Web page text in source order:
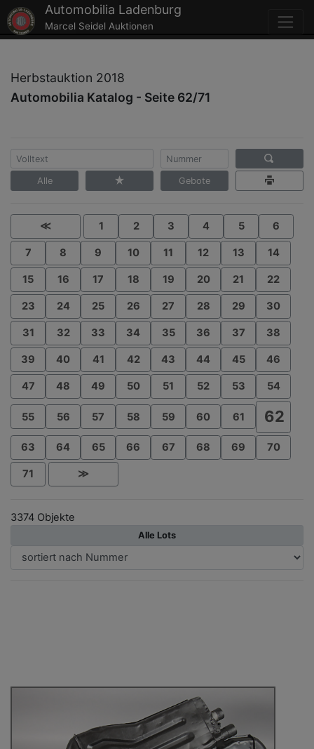
Automobilia Ladenburg
Marcel Seidel Auktionen
Herbstauktion 2018
Automobilia Katalog - Seite 62/71
Alle Gebote
≪ 1 2 3 4 5 6
7 8 9 10 11 12 13 14
15 16 17 18 19 20 21 22
23 24 25 26 27 28 29 30
31 32 33 34 35 36 37 38
39 40 41 42 43 44 45 46
47 48 49 50 51 52 53 54
55 56 57 58 59 60 61 62
63 64 65 66 67 68 69 70
71 ≫
3374 Objekte
Alle Lots